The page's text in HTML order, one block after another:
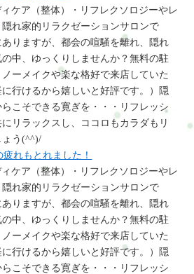
ィケア（整体）・リフレクソロジーやレ
れ家的リラクゼーションサロンで
りますが、都会の喧騒を離れ、隠れ
中、ゆっくりしませんか？無料の駐
ーメイクや楽な格好で来店していた
行けるから嬉しいと好評です。）隠
こそできる寛ぎを・・・リフレッシ
リラックスし、ココロもカラダもリ
ょう(^^)/
れもとれました！
ィケア（整体）・リフレクソロジーやレ
れ家的リラクゼーションサロンで
りますが、都会の喧騒を離れ、隠れ
中、ゆっくりしませんか？無料の駐
ーメイクや楽な格好で来店していた
行けるから嬉しいと好評です。）隠
こそできる寛ぎを・・・リフレッシ